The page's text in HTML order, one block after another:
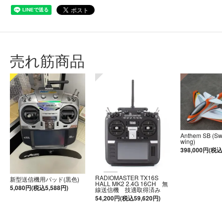
売れ筋商品
新型送信機用パッド(黒色)
5,080円(税込5,588円)
RADIOMASTER TX16S
HALL MK2 2.4G 16CH 無
線送信機 技適取得済み
54,200円(税込59,620円)
Anthem SB
wing)
398,000円(税